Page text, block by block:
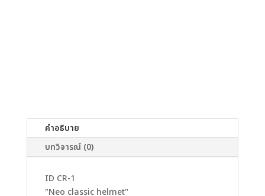
คำอธิบาย
บทวิจารณ์ (0)
ID CR-1
"Neo classic helmet"